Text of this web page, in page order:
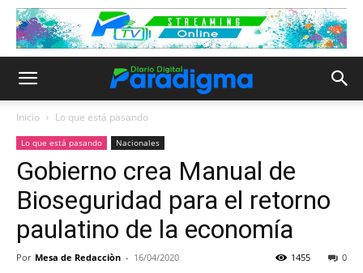
Inicio Lo que está pasando
Lo que está pasando Nacionales
Gobierno crea Manual de
Bioseguridad para el retorno
paulatino de la economía
Por Mesa de Redacciòn - 16/04/2020 0
1455